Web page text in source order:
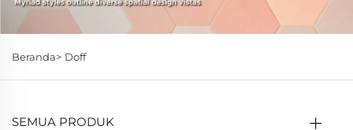
Beranda> Doff
SEMUA PRODUK